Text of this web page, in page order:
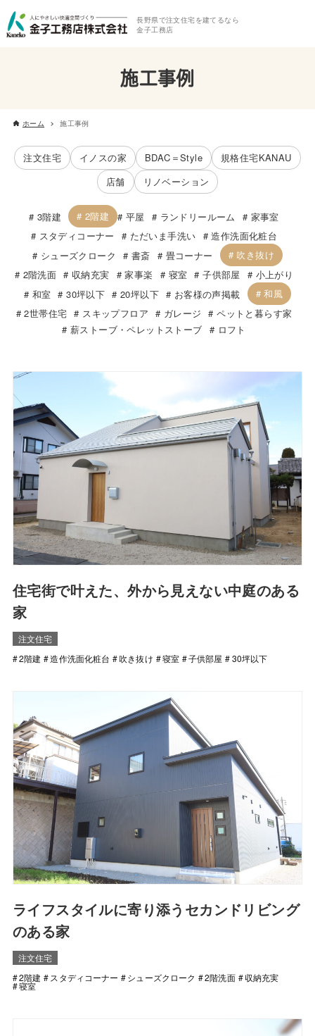
長野県で注文住宅を建てるなら
金子工務店
施工事例
ホーム 施工事例
注文住宅 イノスの家 BDAC＝Style
規格住宅KANAU
店舗
リノベーション
3階建 2階建 平屋 ランドリールーム
家事室
スタディコーナー
ただいま手洗い
造作洗面化粧台
シューズクローク
書斎 畳コーナー
吹き抜け
2階洗面
収納充実 家事楽 寝室 子供部屋
小上がり
和室
30坪以下 20坪以下 お客様の声掲載
和風
2世帯住宅
スキップフロア ガレージ
ペットと暮らす家
薪ストーブ・ペレットストーブ
ロフト
住宅街で叶えた、外から見えない中庭のある
家
注文住宅
2階建
造作洗面化粧台 吹き抜け 寝室 子供部屋 30坪以下
ライフスタイルに寄り添うセカンドリビング
のある家
注文住宅
2階建
スタディコーナー シューズクローク 2階洗面 収納充実
寝室